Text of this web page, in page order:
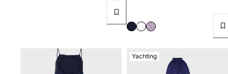
Ver todo Yachting collection
Ver todo Niño
Trajes de baño
Yachting